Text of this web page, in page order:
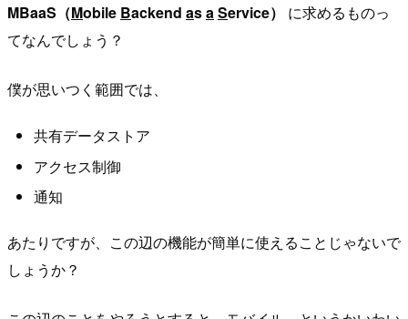
MBaaS（Mobile Backend asaService）
に求めるものっ
てなんでしょう？
僕が思いつく範囲では、
共有データストア
アクセス制御
通知
あたりですが、この辺の機能が簡単に使えることじゃないで
しょうか？